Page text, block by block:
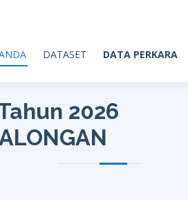
DATASET DATA PERKARA
2026